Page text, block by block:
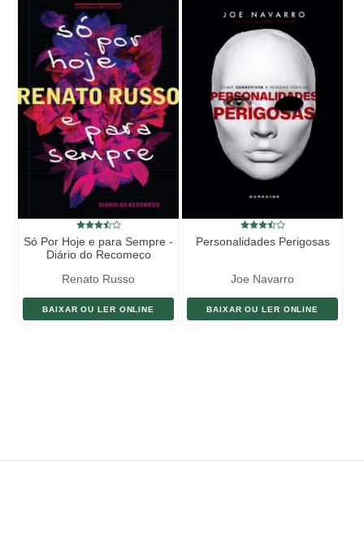
Só Por Hoje e para Sempre -
Diário do Recomeço
Renato Russo
BAIXAR OU LER ONLINE
Personalidades Perigosas
Joe Navarro
BAIXAR OU LER ONLINE